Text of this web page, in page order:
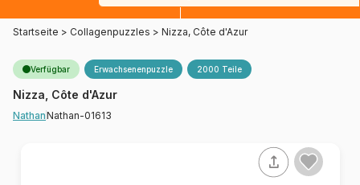
Startseite > Collagenpuzzles > Nizza, Côte d'Azur
Verfügbar Erwachsenenpuzzle 2000 Teile
Nizza, Côte d'Azur
NathanNathan-01613